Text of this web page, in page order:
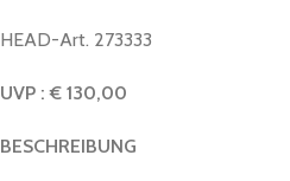
HEAD-Art. 273333
UVP : € 130,00
BESCHREIBUNG